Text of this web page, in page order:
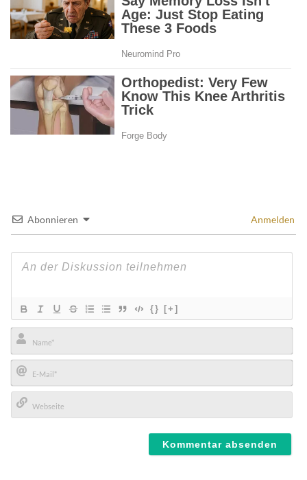
Abonnieren Anmelden
{} [+]
Name*
E-
Mail*